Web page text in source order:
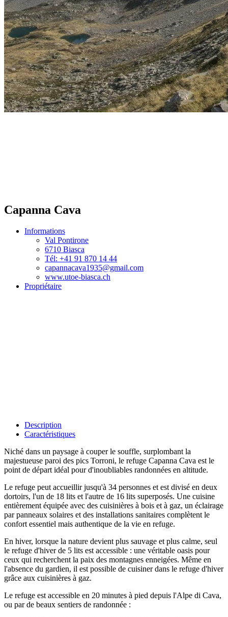
Capanna Cava
Informations
Val Pontirone
6710 Biasca
Tél: +41 91 870 14 44
capannacava1935@gmail.com
www.utoe-biasca.ch
Propriétaire
Description
Caractéristiques
Niché dans un paysage à couper le souffle, surplombant la
majestueuse paroi des pics Torroni, le refuge Capanna Cava est le
point de départ idéal pour d'inoubliables randonnées en altitude.
Le refuge peut accueillir jusqu'à 34 personnes et est divisé en deux
dortoirs, l'un de 18 lits et l'autre de 16 lits superposés. Une cuisine
entièrement équipée avec des cuisinières à bois et à gaz, un éclairage
par panneaux solaires et des installations sanitaires complètent le
confort essentiel mais authentique de la vie en refuge.
En hiver, lorsque la nature devient plus sauvage et plus calme, seul
le refuge d'hiver de 5 lits est accessible : une véritable oasis pour
ceux qui recherchent la paix des montagnes enneigées. Même en
l'absence du gardien, il est possible de cuisiner dans le refuge d'hiver
grâce aux cuisinières à gaz.
Le refuge est accessible en 20 minutes à pied depuis l'Alpe di Cava,
ou par de beaux sentiers de randonnée :